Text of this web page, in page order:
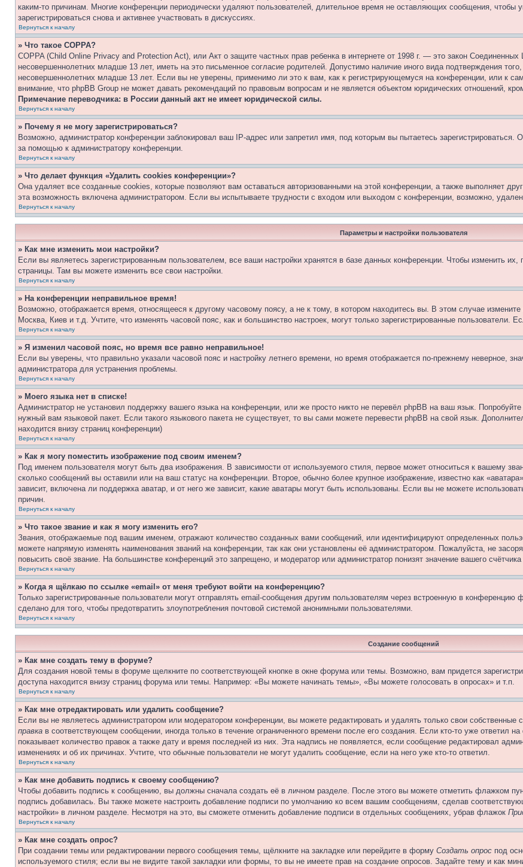
каким-то причинам. Многие конференции периодически удаляют пользователей, длительное время не оставляющих сообщения,
зарегистрироваться снова и активнее участвовать в дискуссиях.
Вернуться к началу
» Что такое COPPA?
COPPA (Child Online Privacy and Protection Act), или Акт о защите частных прав ребенка в интернете от 1998 г. — это закон
несовершеннолетних младше 13 лет, иметь на это письменное согласие родителей. Допустимо наличие иного вида подтверждения
несовершеннолетних младше 13 лет. Если вы не уверены, применимо ли это к вам, как к регистрирующемуся на конференции, или к
внимание, что phpBB Group не может давать рекомендаций по правовым вопросам и не является объектом юридических отношений,
Примечание переводчика: в России данный акт не имеет юридической силы.
Вернуться к началу
» Почему я не могу зарегистрироваться?
Возможно, администратор конференции заблокировал ваш IP-адрес или запретил имя, под которым вы пытаетесь зарегистрироваться.
за помощью к администратору конференции.
Вернуться к началу
» Что делает функция «Удалить cookies конференции»?
Она удаляет все созданные cookies, которые позволяют вам оставаться авторизованными на этой конференции, а также выполняет
эта возможность включена администратором. Если вы испытываете трудности с входом или выходом с конференции, возможно,
Вернуться к началу
Параметры и настройки пользователя
» Как мне изменить мои настройки?
Если вы являетесь зарегистрированным пользователем, все ваши настройки хранятся в базе данных конференции. Чтобы изменить их,
страницы. Там вы можете изменить все свои настройки.
Вернуться к началу
» На конференции неправильное время!
Возможно, отображается время, относящееся к другому часовому поясу, а не к тому, в котором находитесь вы. В этом случае
Москва, Киев и т.д. Учтите, что изменять часовой пояс, как и большинство настроек, могут только зарегистрированные пользователи.
Вернуться к началу
» Я изменил часовой пояс, но время все равно неправильное!
Если вы уверены, что правильно указали часовой пояс и настройку летнего времени, но время отображается по-прежнему неверное,
администратора для устранения проблемы.
Вернуться к началу
» Моего языка нет в списке!
Администратор не установил поддержку вашего языка на конференции, или же просто никто не перевёл phpBB на ваш язык.
нужный вам языковой пакет. Если такого языкового пакета не существует, то вы сами можете перевести phpBB на свой язык.
находится внизу страниц конференции)
Вернуться к началу
» Как я могу поместить изображение под своим именем?
Под именем пользователя могут быть два изображения. В зависимости от используемого стиля, первое может относиться к вашему
сколько сообщений вы оставили или на ваш статус на конференции. Второе, обычно более крупное изображение, известно как
зависит, включена ли поддержка аватар, и от него же зависит, какие аватары могут быть использованы. Если вы не можете
причин.
Вернуться к началу
» Что такое звание и как я могу изменить его?
Звания, отображаемые под вашим именем, отражают количество созданных вами сообщений, или идентифицируют определенных
можете напрямую изменять наименования званий на конференции, так как они установлены её администратором. Пожалуйста, не
повысить своё звание. На большинстве конференций это запрещено, и модератор или администратор понизят значение вашего
Вернуться к началу
» Когда я щёлкаю по ссылке «email» от меня требуют войти на конференцию?
Только зарегистрированные пользователи могут отправлять email-сообщения другим пользователям через встроенную в
сделано для того, чтобы предотвратить злоупотребления почтовой системой анонимными пользователями.
Вернуться к началу
Создание сообщений
» Как мне создать тему в форуме?
Для создания новой темы в форуме щелкните по соответствующей кнопке в окне форума или темы. Возможно, вам придется
доступа находится внизу страниц форума или темы. Например: «Вы можете начинать темы», «Вы можете голосовать в опросах» и т.п.
Вернуться к началу
» Как мне отредактировать или удалить сообщение?
Если вы не являетесь администратором или модератором конференции, вы можете редактировать и удалять только свои
правка в соответствующем сообщении, иногда только в течение ограниченного времени после его создания. Если кто-то уже ответил
показывает количество правок а также дату и время последней из них. Эта надпись не появляется, если сообщение редактировал
изменениях и об их причинах. Учтите, что обычные пользователи не могут удалить сообщение, если на него уже кто-то ответил.
Вернуться к началу
» Как мне добавить подпись к своему сообщению?
Чтобы добавить подпись к сообщению, вы должны сначала создать её в личном разделе. После этого вы можете отметить флажком
подпись добавилась. Вы также можете настроить добавление подписи по умолчанию ко всем вашим сообщениям, сделав
настройки» в личном разделе. Несмотря на это, вы сможете отменить добавление подписи в отдельных сообщениях, убрав флажок
Вернуться к началу
» Как мне создать опрос?
При создании темы или редактировании первого сообщения темы, щёлкните на закладке или перейдите в форму Создать опрос под
используемого стиля; если вы не видите такой закладки или формы, то вы не имеете прав на создание опросов. Задайте тему и как